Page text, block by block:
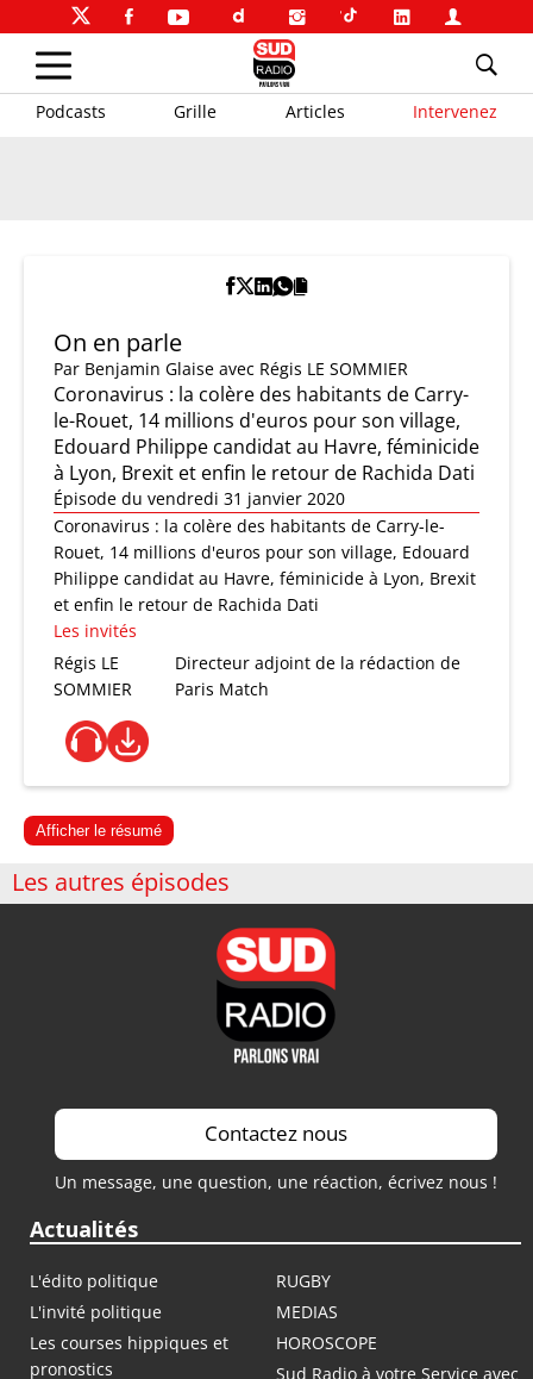
Podcasts Grille Articles Intervenez
On en parle
Par Benjamin Glaise avec Régis LE SOMMIER
Coronavirus : la colère des habitants de Carry-
le-Rouet, 14 millions d'euros pour son village,
Edouard Philippe candidat au Havre, féminicide
à Lyon, Brexit et enfin le retour de Rachida Dati
Épisode du vendredi 31 janvier 2020
Coronavirus : la colère des habitants de Carry-le-
Rouet, 14 millions d'euros pour son village, Edouard
Philippe candidat au Havre, féminicide à Lyon, Brexit
et enfin le retour de Rachida Dati
Les invités
Régis LE
SOMMIER
Directeur adjoint de la rédaction de
Paris Match
Afficher le résumé
Les autres épisodes
Contactez nous
Un message, une question, une réaction, écrivez nous !
Actualités
L'édito politique
RUGBY
L'invité politique
MEDIAS
Les courses hippiques et
pronostics
HOROSCOPE
Sud Radio à votre Service avec